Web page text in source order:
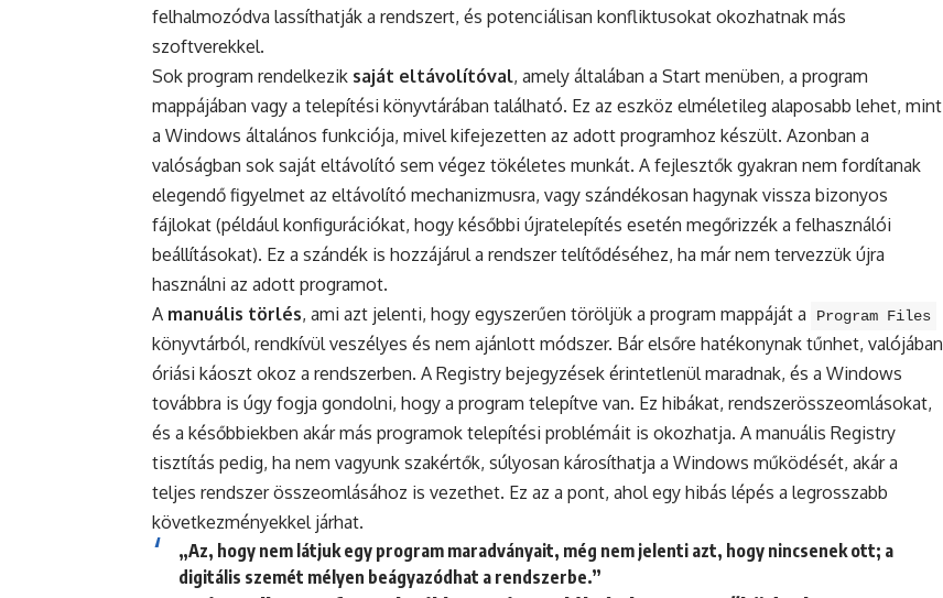
felhalmozódva lassíthatják a rendszert, és potenciálisan konfliktusokat okozhatnak más
szoftverekkel.
Sok program rendelkezik saját eltávolítóval, amely általában a Start menüben, a program
mappájában vagy a telepítési könyvtárában található. Ez az eszköz elméletileg alaposabb lehet, mint
a Windows általános funkciója, mivel kifejezetten az adott programhoz készült. Azonban a
valóságban sok saját eltávolító sem végez tökéletes munkát. A fejlesztők gyakran nem fordítanak
elegendő figyelmet az eltávolító mechanizmusra, vagy szándékosan hagynak vissza bizonyos
fájlokat (például konfigurációkat, hogy későbbi újratelepítés esetén megőrizzék a felhasználói
beállításokat). Ez a szándék is hozzájárul a rendszer telítődéséhez, ha már nem tervezzük újra
használni az adott programot.
A manuális törlés, ami azt jelenti, hogy egyszerűen töröljük a program mappáját a Program Files
könyvtárból, rendkívül veszélyes és nem ajánlott módszer. Bár elsőre hatékonynak tűnhet, valójában
óriási káoszt okoz a rendszerben. A Registry bejegyzések érintetlenül maradnak, és a Windows
továbbra is úgy fogja gondolni, hogy a program telepítve van. Ez hibákat, rendszerösszeomlásokat,
és a későbbiekben akár más programok telepítési problémáit is okozhatja. A manuális Registry
tisztítás pedig, ha nem vagyunk szakértők, súlyosan károsíthatja a Windows működését, akár a
teljes rendszer összeomlásához is vezethet. Ez az a pont, ahol egy hibás lépés a legrosszabb
következményekkel járhat.
„Az, hogy nem látjuk egy program maradványait, még nem jelenti azt, hogy nincsenek ott; a
digitális szemét mélyen beágyazódhat a rendszerbe.”